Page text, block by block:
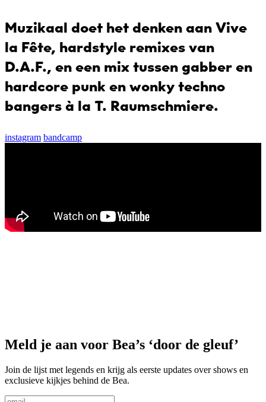
Muzikaal doet het denken aan Vive
la Fête, hardstyle remixes van
D.A.F., en een mix tussen gabber en
hardcore punk en wonky techno
bangers à la T. Raumschmiere.
instagram bandcamp
Meld je aan voor Bea’s ‘door de gleuf’
Join de lijst met legends en krijg als eerste updates over shows en
exclusieve kijkjes behind de Bea.